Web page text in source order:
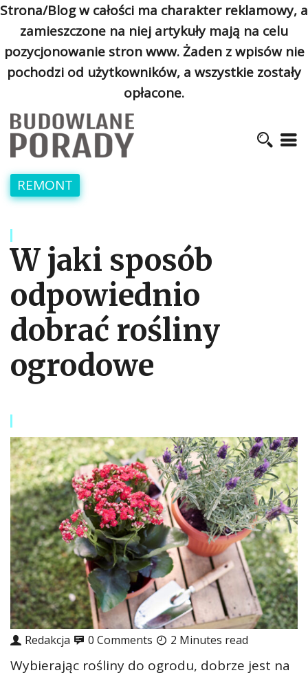
Strona/Blog w całości ma charakter reklamowy, a
zamieszczone na niej artykuły mają na celu
pozycjonowanie stron www. Żaden z wpisów nie
pochodzi od użytkowników, a wszystkie zostały
opłacone.
REMONT
W jaki sposób
odpowiednio
dobrać rośliny
ogrodowe
Redakcja 0 Comments 2 Minutes read
Wybierając rośliny do ogrodu, dobrze jest na